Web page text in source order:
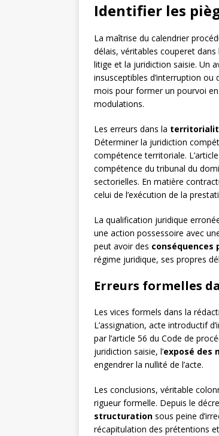
Identifier les
La maîtrise du calendrier
délais, véritables couperet
litige et la juridiction saisie. Un
insusceptibles d’interruption ou
mois pour former un pourvoi
modulations.
Les erreurs dans la
Déterminer la juridiction
compétence territoriale.
compétence du tribunal du
sectorielles. En matière
celui de l’exécution de la
La qualification juridique
une action possessoire avec
peut avoir des conséquences
régime juridique, ses propres
Erreurs formelles
Les vices formels dans la
L’assignation, acte introductif
par l’article 56 du Code de
juridiction saisie, l’exposé des
engendrer la nullité de l’acte.
Les conclusions, véritable
rigueur formelle. Depuis le
structuration sous peine
récapitulation des prétentions